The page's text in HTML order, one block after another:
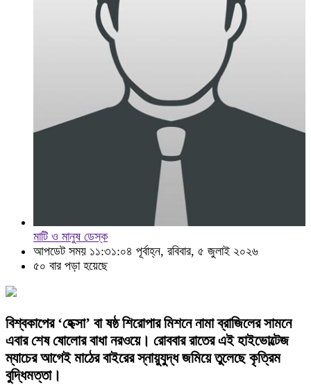
মাটি ও মানুষ ডেস্ক
আপডেট সময় ১১:৩১:০৪ পূর্বাহ্ন, রবিবার, ৫ জুলাই ২০২৬
৫০ বার পড়া হয়েছে
বিশ্বকাপের ‘হেক্সা’ বা ষষ্ঠ শিরোপার মিশনে নামা ব্রাজিলের সামনে
এবার শেষ ষোলোর বাধা নরওয়ে। রোববার রাতের এই হাইভোল্টেজ
ম্যাচের আগেই মাঠের বাইরের স্নায়ুযুদ্ধ জমিয়ে তুলেছে কৃত্রিম
বুদ্ধিমত্তা।